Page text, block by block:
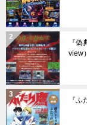
『
view）
『